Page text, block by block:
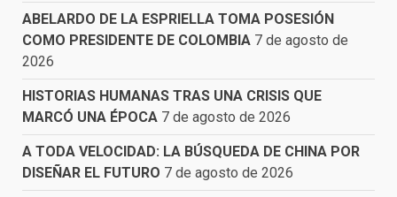
ABELARDO DE LA ESPRIELLA TOMA POSESIÓN
COMO PRESIDENTE DE COLOMBIA 7 de agosto de
2026
HISTORIAS HUMANAS TRAS UNA CRISIS QUE
MARCÓ UNA ÉPOCA 7 de agosto de 2026
A TODA VELOCIDAD: LA BÚSQUEDA DE CHINA POR
DISEÑAR EL FUTURO 7 de agosto de 2026